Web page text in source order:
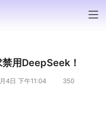
用DeepSeek！
4日 下午11:04 350